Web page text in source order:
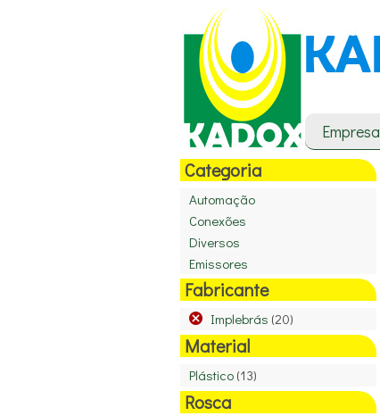
Empresa
Categoria
Automação
Conexões
Diversos
Emissores
Fabricante
Implebrás (20)
Material
Plástico (13)
Rosca